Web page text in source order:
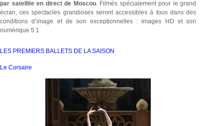
par satellite en direct de Moscou. Filmés spécialement pour le grand
écran, ces spectacles grandioses seront accessibles à tous dans des
conditions d’image et de son exceptionnelles : images HD et son
numérique 5.1
LES PREMIERS BALLETS DE LA SAISON
Le Corsaire